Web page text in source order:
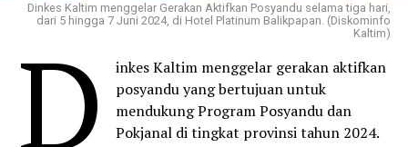
Dinkes Kaltim menggelar Gerakan Aktifkan Posyandu selama tiga hari,
dari 5 hingga 7 Juni 2024, di Hotel Platinum Balikpapan. (Diskominfo
Kaltim)
D
inkes Kaltim menggelar gerakan aktifkan
posyandu yang bertujuan untuk
mendukung Program Posyandu dan
Pokjanal di tingkat provinsi tahun 2024.